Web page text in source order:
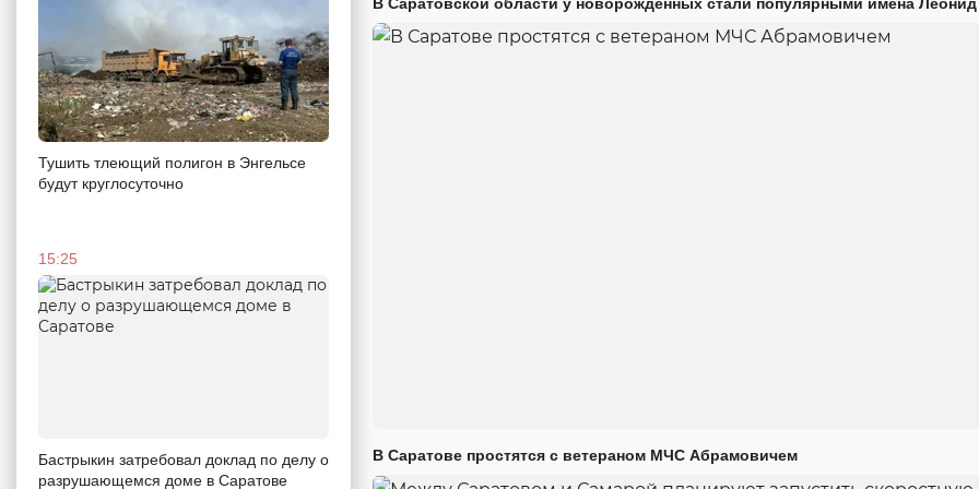
Тушить тлеющий полигон в Энгельсе
будут круглосуточно
15:25
Бастрыкин затребовал доклад по делу о
разрушающемся доме в Саратове
В Саратове простятся с ветераном МЧС Абрамовичем